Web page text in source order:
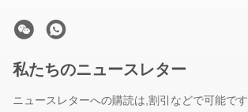
私たちのニュースレター
ニュースレターへの購読は,割引などで可能です.